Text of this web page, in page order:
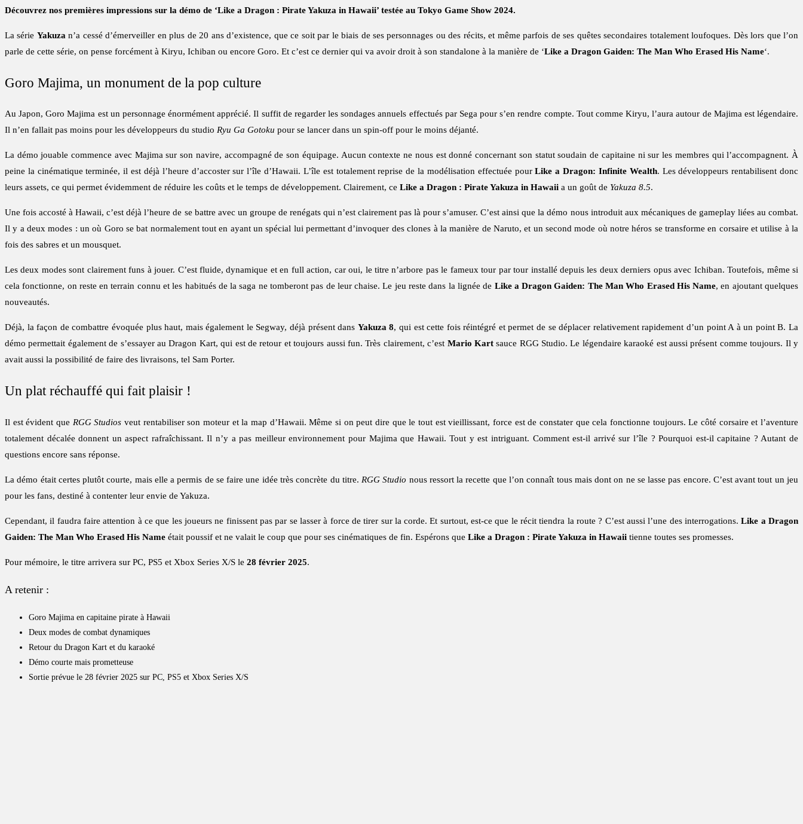
Découvrez nos premières impressions sur la démo de ‘Like a Dragon : Pirate Yakuza in Hawaii’ testée au Tokyo Game Show 2024.
La série Yakuza n’a cessé d’émerveiller en plus de 20 ans d’existence, que ce soit par le biais de ses personnages ou des récits, et même parfois de ses quêtes secondaires totalement loufoques. Dès lors que l’on
parle de cette série, on pense forcément à Kiryu, Ichiban ou encore Goro. Et c’est ce dernier qui va avoir droit à son standalone à la manière de ‘Like a Dragon Gaiden: The Man Who Erased His Name‘.
Goro Majima, un monument de la pop culture
Au Japon, Goro Majima est un personnage énormément apprécié. Il suffit de regarder les sondages annuels effectués par Sega pour s’en rendre compte. Tout comme Kiryu, l’aura autour de Majima est légendaire.
Il n’en fallait pas moins pour les développeurs du studio Ryu Ga Gotoku pour se lancer dans un spin-off pour le moins déjanté.
La démo jouable commence avec Majima sur son navire, accompagné de son équipage. Aucun contexte ne nous est donné concernant son statut soudain de capitaine ni sur les membres qui l’accompagnent. À
peine la cinématique terminée, il est déjà l’heure d’accoster sur l’île d’Hawaii. L’île est totalement reprise de la modélisation effectuée pourLike a Dragon: Infinite Wealth. Les développeurs rentabilisent donc
leurs assets, ce qui permet évidemment de réduire les coûts et le temps de développement. Clairement, ce Like a Dragon : Pirate Yakuza in Hawaii a un goût de Yakuza 8.5.
Une fois accosté à Hawaii, c’est déjà l’heure de se battre avec un groupe de renégats qui n’est clairement pas là pour s’amuser. C’est ainsi que la démo nous introduit aux mécaniques de gameplay liées au combat.
Il y a deux modes : un où Goro se bat normalement tout en ayant un spécial lui permettant d’invoquer des clones à la manière de Naruto, et un second mode où notre héros se transforme en corsaire et utilise à la
fois des sabres et un mousquet.
Les deux modes sont clairement funs à jouer. C’est fluide, dynamique et en full action, car oui, le titre n’arbore pas le fameux tour par tour installé depuis les deux derniers opus avec Ichiban. Toutefois, même si
cela fonctionne, on reste en terrain connu et les habitués de la saga ne tomberont pas de leur chaise. Le jeu reste dans la lignée de Like a Dragon Gaiden: The Man Who Erased His Name, en ajoutant quelques
nouveautés.
Déjà, la façon de combattre évoquée plus haut, mais également le Segway, déjà présent dans Yakuza 8, qui est cette fois réintégré et permet de se déplacer relativement rapidement d’un point A à un point B. La
démo permettait également de s’essayer au Dragon Kart, qui est de retour et toujours aussi fun. Très clairement, c’est Mario Kartsauce RGG Studio. Le légendaire karaoké est aussi présent comme toujours. Il y
avait aussi la possibilité de faire des livraisons, tel Sam Porter.
Un plat réchauffé qui fait plaisir !
Il est évident que RGG Studios veut rentabiliser son moteur et la map d’Hawaii. Même si on peut dire que le tout est vieillissant, force est de constater que cela fonctionne toujours. Le côté corsaire et l’aventure
totalement décalée donnent un aspect rafraîchissant. Il n’y a pas meilleur environnement pour Majima que Hawaii. Tout y est intriguant. Comment est-il arrivé sur l’île ? Pourquoi est-il capitaine ? Autant de
questions encore sans réponse.
La démo était certes plutôt courte, mais elle a permis de se faire une idée très concrète du titre. RGG Studio nous ressort la recette que l’on connaît tous mais dont on ne se lasse pas encore. C’est avant tout un jeu
pour les fans, destiné à contenter leur envie de Yakuza.
Cependant, il faudra faire attention à ce que les joueurs ne finissent pas par se lasser à force de tirer sur la corde. Et surtout, est-ce que le récit tiendra la route ? C’est aussi l’une des interrogations.Like a Dragon
Gaiden: The Man Who Erased His Name était poussif et ne valait le coup que pour ses cinématiques de fin. Espérons que Like a Dragon : Pirate Yakuza in Hawaii tienne toutes ses promesses.
Pour mémoire, le titre arrivera sur PC, PS5 et Xbox Series X/S le 28 février 2025.
A retenir :
Goro Majima en capitaine pirate à Hawaii
Deux modes de combat dynamiques
Retour du Dragon Kart et du karaoké
Démo courte mais prometteuse
Sortie prévue le 28 février 2025 sur PC, PS5 et Xbox Series X/S